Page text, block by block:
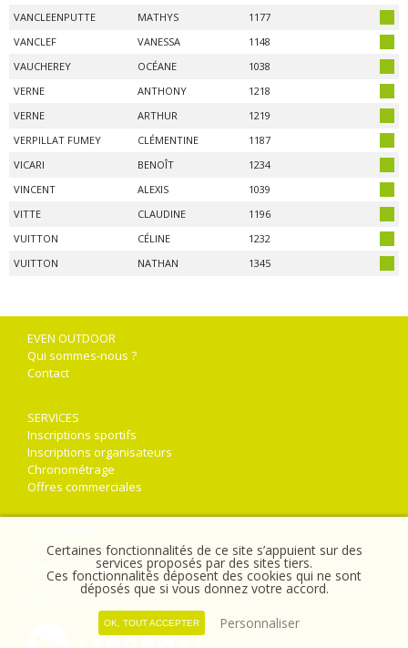
VANCLEENPUTTE
MATHYS
1177
VANCLEF
VANESSA
1148
VAUCHEREY
OCÉANE
1038
VERNE
ANTHONY
1218
VERNE
ARTHUR
1219
VERPILLAT FUMEY
CLÉMENTINE
1187
VICARI
BENOÎT
1234
VINCENT
ALEXIS
1039
VITTE
CLAUDINE
1196
VUITTON
CÉLINE
1232
VUITTON
NATHAN 1345
EVEN OUTDOOR
Qui sommes-nous ?
Contact
SERVICES
Inscriptions sportifs
Inscriptions organisateurs
Chronométrage
Offres commerciales
Conditions générales de vente
Mentions Légales
Gestion des cookies
Manuel d’utilisation
Certaines fonctionnalités de ce site s’appuient sur des
services proposés par des sites tiers.
Ces fonctionnalités déposent des cookies qui ne sont
déposés que si vous donnez votre accord.
OK , TOUT ACCEPTER Personnaliser